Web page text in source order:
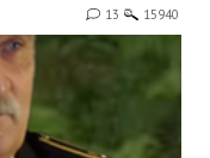
13 15940